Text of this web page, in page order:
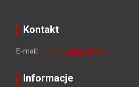
Kontakt
E-mail: redakcja@fight24.pl
Informacje